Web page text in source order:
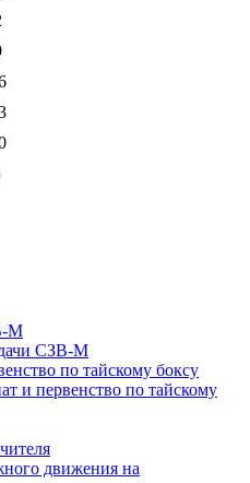
СЗВ-М
и первенство по тайскому